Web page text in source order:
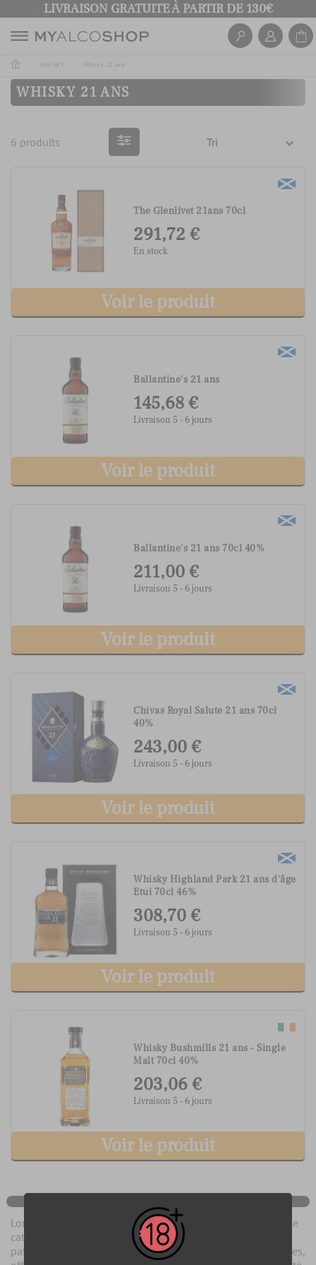
LIVRAISON GRATUITE À PARTIR DE 130€
WHISKY Whisky 21 ans
WHISKY 21 ANS
6 produits Tri
The Glenlivet 21ans 70cl
291,72 €
En stock
Voir le produit
Ballantine's 21 ans
145,68 €
Livraison 5 - 6 jours
Voir le produit
Ballantine's 21 ans 70cl 40%
211,00 €
Livraison 5 - 6 jours
Voir le produit
Chivas Royal Salute 21 ans 70cl
40%
243,00 €
Livraison 5 - 6 jours
Voir le produit
Whisky Highland Park 21 ans d'âge
Etui 70cl 46%
308,70 €
Livraison 5 - 6 jours
Voir le produit
Whisky Bushmills 21 ans - Single
Malt 70cl 40%
203,06 €
Livraison 5 - 6 jours
Voir le produit
Lorsqu'un whisky atteint un âge de 21 ans, il entre dans une
catégorie de spiritueux prestigieux. Ces whiskies ont été
patiemment vieillis en fût pendant au moins deux décennies,